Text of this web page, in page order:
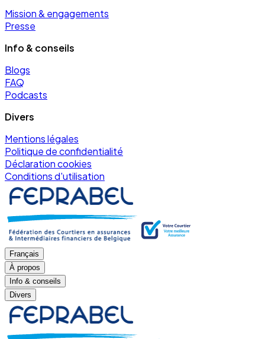
Mission & engagements
Presse
Info & conseils
Blogs
FAQ
Podcasts
Divers
Mentions légales
Politique de confidentialité
Déclaration cookies
Conditions d'utilisation
Français
À propos
Info & conseils
Divers